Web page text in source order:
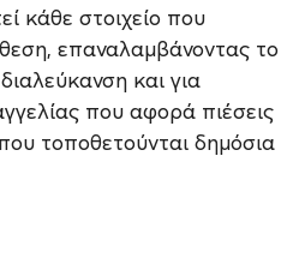
κάθε στοιχείο που
επαναλαμβάνοντας το
και για
που αφορά πιέσεις
τοποθετούνται δημόσια